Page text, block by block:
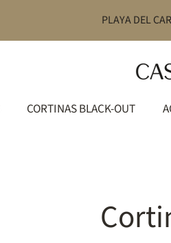
PLAYA DEL
CORTINAS BLACK-OUT